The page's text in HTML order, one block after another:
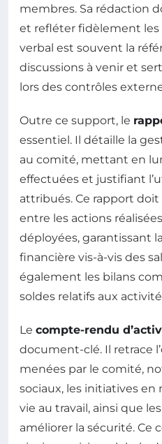
membres. Sa rédaction
et refléter fidèlement les
verbal est souvent la
discussions à venir et
lors des contrôles
Outre ce support, le
essentiel. Il détaille la
au comité, mettant en
effectuées et justifiant
attribués. Ce rapport
entre les actions
déployées, garantissant
financière vis-à-vis des
également les bilans
soldes relatifs aux
Le compte-rendu
document-clé. Il retrace
menées par le comité,
sociaux, les initiatives
vie au travail, ainsi que
améliorer la sécurité. Ce